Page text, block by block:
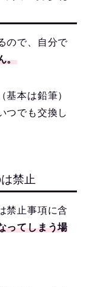
ので、自分で
。
基本は鉛筆）
つでも交換し
禁止
禁止事項に含
ってしまう場